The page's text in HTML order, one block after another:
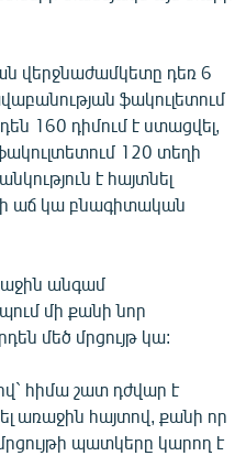
վերջնաժամկետը դեռ 6
ֆակուլետում
160 դիմում է ստացվել,
120 տեղի
է հայտնել
աճ կա բնագիտական
անգամ
մի քանի նոր
մեծ մրցույթ կա:
հիմա շատ դժվար է
առաջին հայտով, քանի որ
պատկերը կարող է